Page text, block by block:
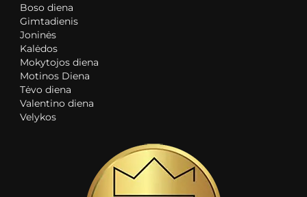
Boso diena
Gimtadienis
Joninės
Kalėdos
Mokytojos diena
Motinos Diena
Tėvo diena
Valentino diena
Velykos